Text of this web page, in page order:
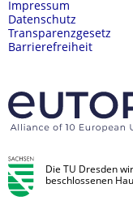
Impressum
Datenschutz
Transparenzgesetz
Barrierefreiheit
Die TU Dresden
beschlossenen